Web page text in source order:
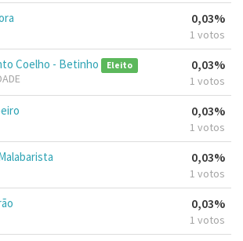
0,03%
1 votos
Coelho - Betinho Eleito 0,03%
1 votos
0,03%
1 votos
0,03%
1 votos
0,03%
1 votos